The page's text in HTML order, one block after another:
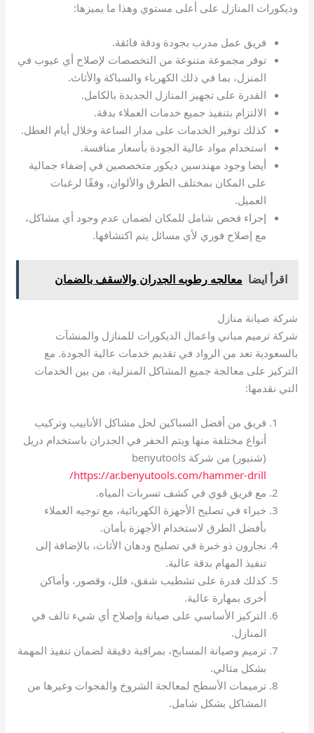
وديكورات المنازل على أعلى مستوي وهذا ما يميزها:
فريق عمل مدرب بجودة ودقة فائقة.
توفر مجموعة متنوعة من التخصصات لإصلاح أي عيوب في
المنزل، بما في ذلك الكهرباء والسباكة والأثاث.
القدرة على تجهيز المنازل الجديدة بالكامل.
الالتزام بتنفيذ جميع خدمات العملاء بدقة.
كذلك توفير الخدمات على مدار الساعة وخلال أيام العطل.
استخدام مواد عالية الجودة بأسعار منافسة.
أيضا وجود مهندسين ديكور متخصصين في إضفاء جمالية
على المكان بمختلف الطرق والألوان، وفقًا لرغبات
العميل.
إجراء فحص شامل للمكان لضمان عدم وجود أي مشاكل،
مع إصلاح فوري لأي مسائل يتم اكتشافها.
اقرأ ايضا معالجه رطوبه الجدران والاسقف بالضمان
شركة صيانة منازل
شركة ترميم مباني واعمال الديكورات للمنازل والمنشآت
بالسعودية تعد من الرواد في تقديم خدمات عالية الجودة. مع
التركيز على معالجة جميع المشاكل المنزلية، من بين الخدمات
التي نقدمها:
فريق من أفضل السباكين لحل مشاكل الأنابيب وتركيب
أنواع مختلفة منها ويتم الحفر في الجدران باستخدام دريل
(شنيور) من شركة benyutools
https://ar.benyutools.com/hammer-drill/
مع فريق قوي في كشف تسربات المياه.
خبراء في تصليح الأجهزة الكهربائية، مع توجيه العملاء
بأفضل الطرق لاستخدام الأجهزة بأمان.
نجارون ذو خبرة في تصليح ودهان الأثاث، بالإضافة إلى
تنفيذ المهام بدقة عالية.
كذلك قدرة على تشطيب شقق، فلل، وقصور، وأماكن
أخرى بمهارة عالية.
التركيز الأساسي على صيانة وإصلاح أي شيء تالف في
المنازل.
ترميم وصيانة المسابح، بمراقبة دقيقة لضمان تنفيذ المهمة
بشكل مثالي.
ترميمات الأسطح لمعالجة الشروخ والفجوات وغيرها من
المشاكل بشكل شامل.